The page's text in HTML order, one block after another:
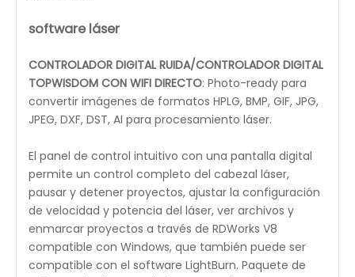
SITIO!
¡Podemos hacer un LIVE gratis en línea!
Máquina láser de CO2 para madera REDSAIL
Cyclone-SERIES
Serie Cyclone de REDSAIL: seleccione entre 50 y 105
vatios de potencia de corte con un rendimiento de
por vida de hasta 10 000 horas.Probamos nuestro
láser varias veces durante el proceso de ensamblaje
para garantizar un perfil de haz de calidad y la
máxima potencia.